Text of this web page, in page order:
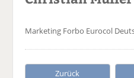
Marketing Forbo Eurocol
Zurück